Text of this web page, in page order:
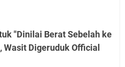
"Dinilai Berat Sebelah ke
Wasit Digeruduk Official